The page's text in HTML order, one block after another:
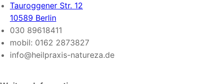
Tauroggener Str. 12
10589 Berlin
030 89618411
mobil: 0162 2873827
info@heilpraxis-natureza.de